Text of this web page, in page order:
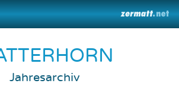
Jahresarchiv